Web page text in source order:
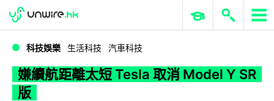
嫌續航距離太短 Tesla 取消 Model Y SR 版
WWDC 2026 ERP 與商業 AI
科技娛樂 生活科技 汽車科技
嫌續航距離太短 Tesla 取消 Model Y SR
版